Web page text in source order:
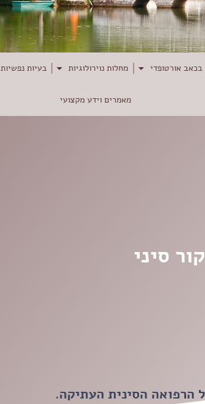
בכאב אורטופדי מחלות נוירולוגיות בעיות נפשיות
מאמרים וידע מקצועי
סיני
הרפואה הסינית העתיקה.